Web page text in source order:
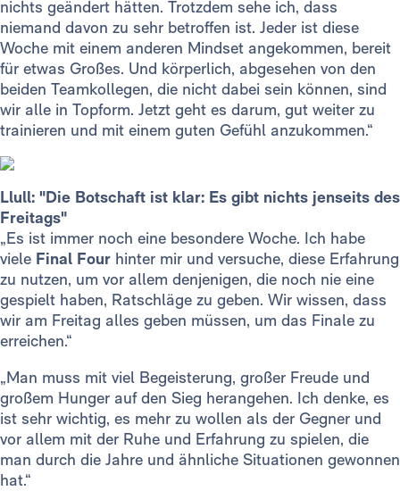
nichts geändert hätten. Trotzdem sehe ich, dass
niemand davon zu sehr betroffen ist. Jeder ist diese
Woche mit einem anderen Mindset angekommen, bereit
für etwas Großes. Und körperlich, abgesehen von den
beiden Teamkollegen, die nicht dabei sein können, sind
wir alle in Topform. Jetzt geht es darum, gut weiter zu
trainieren und mit einem guten Gefühl anzukommen.“
Llull: "Die Botschaft ist klar: Es gibt nichts jenseits des
Freitags"
„Es ist immer noch eine besondere Woche. Ich habe
viele Final Four hinter mir und versuche, diese Erfahrung
zu nutzen, um vor allem denjenigen, die noch nie eine
gespielt haben, Ratschläge zu geben. Wir wissen, dass
wir am Freitag alles geben müssen, um das Finale zu
erreichen.“
„Man muss mit viel Begeisterung, großer Freude und
großem Hunger auf den Sieg herangehen. Ich denke, es
ist sehr wichtig, es mehr zu wollen als der Gegner und
vor allem mit der Ruhe und Erfahrung zu spielen, die
man durch die Jahre und ähnliche Situationen gewonnen
hat.“